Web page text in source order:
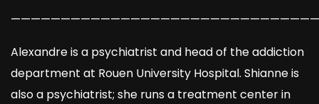
Alexandre is a psychiatrist and head of the addiction
department at Rouen University Hospital. Shianne is
also a psychiatrist; she runs a treatment center in